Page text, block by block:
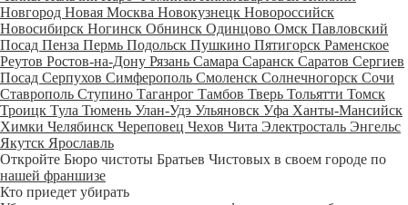
Новгород Новая Москва Новокузнецк Новороссийск
Новосибирск Ногинск Обнинск Одинцово Омск Павловский
Посад Пенза Пермь Подольск Пушкино Пятигорск Раменское
Реутов Ростов-на-Дону Рязань Самара Саранск Саратов Сергиев
Посад Серпухов Симферополь Смоленск Солнечногорск Сочи
Ставрополь Ступино Таганрог Тамбов Тверь Тольятти Томск
Троицк Тула Тюмень Улан-Удэ Ульяновск Уфа Ханты-Мансийск
Химки Челябинск Череповец Чехов Чита Электросталь Энгельс
Якутск Ярославль
Откройте Бюро чистоты Братьев Чистовых в своем городе по
нашей франшизе
Кто приедет убирать